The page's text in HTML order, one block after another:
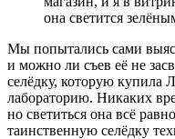
она светится
Мы попытались сами
и можно ли съев её не
селёдку, которую купила
лабораторию. Никаких
но светиться она всё
таинственную селёдку